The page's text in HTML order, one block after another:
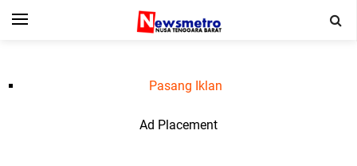
Pasang Iklan
Ad Placement